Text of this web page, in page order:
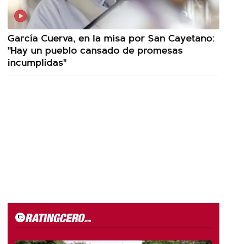
García Cuerva, en la misa por San Cayetano:
"Hay un pueblo cansado de promesas
incumplidas"